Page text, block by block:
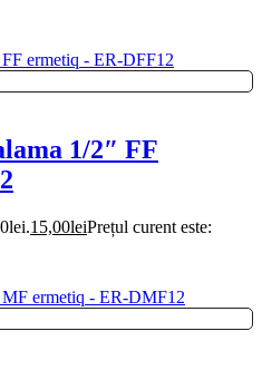
1/2″ FF
15,00leiPrețul curent este: